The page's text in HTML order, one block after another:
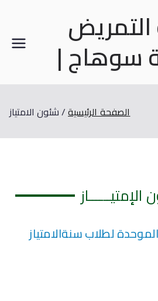
سوهاج |
الصفحة الرئيسية شئون الامتياز
الموحدة لطلاب سنةالامتياز